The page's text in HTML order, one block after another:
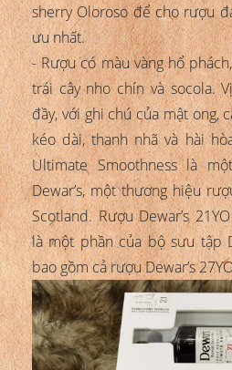
sherry Oloroso để cho rượu
ưu nhất.
- Rượu có màu vàng hổ
trái cây nho chín và socola.
đầy, với ghi chú của mật ong,
kéo dài, thanh nhã và hài
Ultimate Smoothness là
Dewar’s, một thương hiệu
Scotland. Rượu Dewar’s
là một phần của bộ sưu tập
bao gồm cả rượu Dewar’s